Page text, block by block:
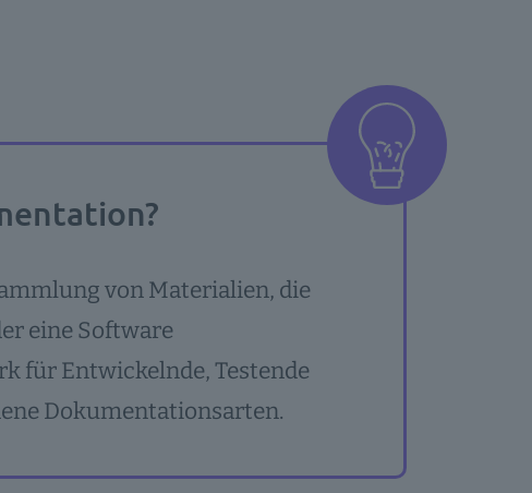
von Materialien, die
eine Software
für Entwickelnde, Testende
Dokumentationsarten.